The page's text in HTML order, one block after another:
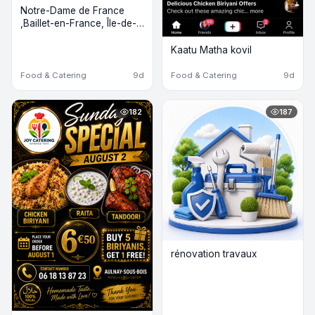
Notre-Dame de France
,Baillet-en-France, Île-de-
Food & Catering 9d
Kaatu Matha kovil
Food & Catering 9d
182 187
rénovation travaux